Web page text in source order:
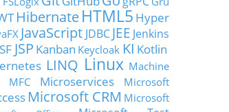
HibernateHTML5 Hyper
JavaScript JDBC JEE Jenkins
JSP Kanban Keycloak KI Kotlin
LINQ Linux Machine
MFC Microservices
Microsoft
Microsoft CRM Microsoft